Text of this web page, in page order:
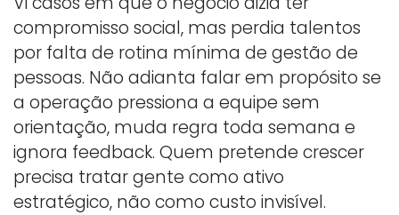
compromisso social, mas perdia talentos
por falta de rotina mínima de gestão de
pessoas. Não adianta falar em propósito se
a operação pressiona a equipe sem
orientação, muda regra toda semana e
ignora feedback. Quem pretende crescer
precisa tratar gente como ativo
estratégico, não como custo invisível.